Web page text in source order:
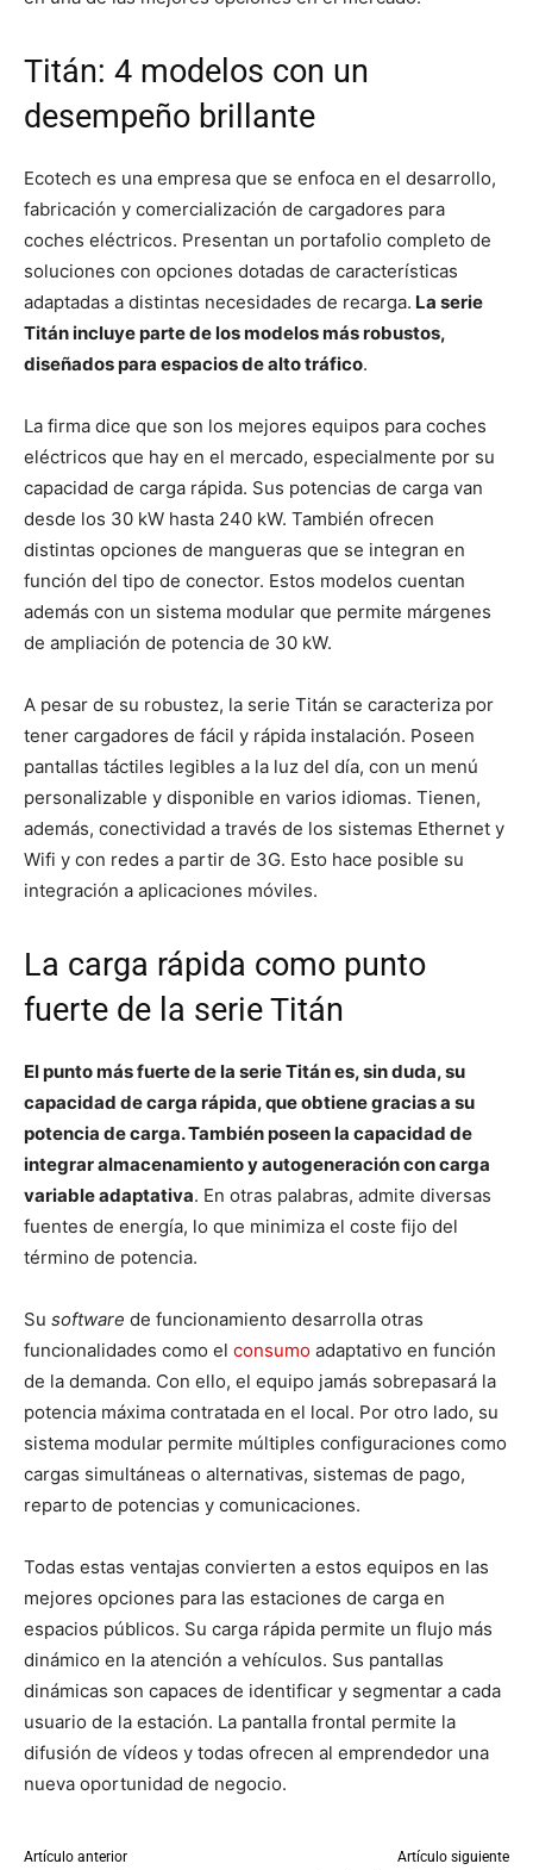
Titán: 4 modelos con un
desempeño brillante
Ecotech es una empresa que se enfoca en el desarrollo,
fabricación y comercialización de cargadores para
coches eléctricos. Presentan un portafolio completo de
soluciones con opciones dotadas de características
adaptadas a distintas necesidades de recarga. La serie
Titán incluye parte de los modelos más robustos,
diseñados para espacios de alto tráfico.
La firma dice que son los mejores equipos para coches
eléctricos que hay en el mercado, especialmente por su
capacidad de carga rápida. Sus potencias de carga van
desde los 30 kW hasta 240 kW. También ofrecen
distintas opciones de mangueras que se integran en
función del tipo de conector. Estos modelos cuentan
además con un sistema modular que permite márgenes
de ampliación de potencia de 30 kW.
A pesar de su robustez, la serie Titán se caracteriza por
tener cargadores de fácil y rápida instalación. Poseen
pantallas táctiles legibles a la luz del día, con un menú
personalizable y disponible en varios idiomas. Tienen,
además, conectividad a través de los sistemas Ethernet y
Wifi y con redes a partir de 3G. Esto hace posible su
integración a aplicaciones móviles.
La carga rápida como punto
fuerte de la serie Titán
El punto más fuerte de la serie Titán es, sin duda, su
capacidad de carga rápida, que obtiene gracias a su
potencia de carga. También poseen la capacidad de
integrar almacenamiento y autogeneración con carga
variable adaptativa. En otras palabras, admite diversas
fuentes de energía, lo que minimiza el coste fijo del
término de potencia.
Su software de funcionamiento desarrolla otras
funcionalidades como el consumo adaptativo en función
de la demanda. Con ello, el equipo jamás sobrepasará la
potencia máxima contratada en el local. Por otro lado, su
sistema modular permite múltiples configuraciones como
cargas simultáneas o alternativas, sistemas de pago,
reparto de potencias y comunicaciones.
Todas estas ventajas convierten a estos equipos en las
mejores opciones para las estaciones de carga en
espacios públicos. Su carga rápida permite un flujo más
dinámico en la atención a vehículos. Sus pantallas
dinámicas son capaces de identificar y segmentar a cada
usuario de la estación. La pantalla frontal permite la
difusión de vídeos y todas ofrecen al emprendedor una
nueva oportunidad de negocio.
Artículo anterior Artículo siguiente